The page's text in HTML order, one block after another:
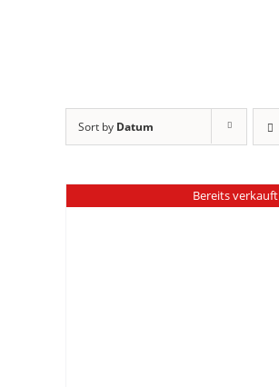
Sort by Datum
Bereits verkauft